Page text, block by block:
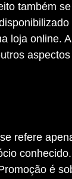
também
loja online.
é